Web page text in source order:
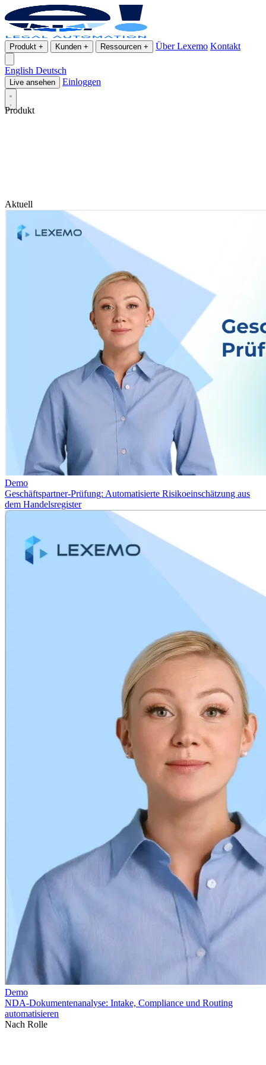
Produkt + Kunden + Ressourcen + Über Lexemo Kontakt
English Deutsch
Live ansehen Einloggen
Produkt
Aktuell
Nach Rolle